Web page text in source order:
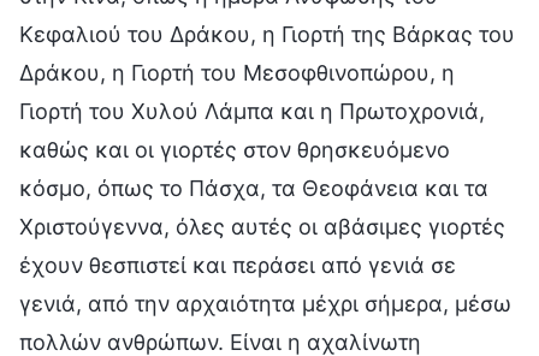
Κεφαλιού του Δράκου, η Γιορτή της Βάρκας του
Δράκου, η Γιορτή του Μεσοφθινοπώρου, η
Γιορτή του Χυλού Λάμπα και η Πρωτοχρονιά,
καθώς και οι γιορτές στον θρησκευόμενο
κόσμο, όπως το Πάσχα, τα Θεοφάνεια και τα
Χριστούγεννα, όλες αυτές οι αβάσιμες γιορτές
έχουν θεσπιστεί και περάσει από γενιά σε
γενιά, από την αρχαιότητα μέχρι σήμερα, μέσω
πολλών ανθρώπων. Είναι η αχαλίνωτη